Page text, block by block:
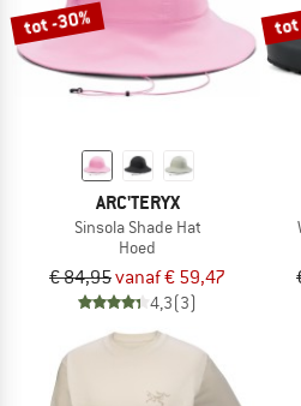
tot -30%
ARC'TERYX
Sinsola Shade Hat
Hoed
€ 84,95vanaf € 59,47
4,3(3)
tot